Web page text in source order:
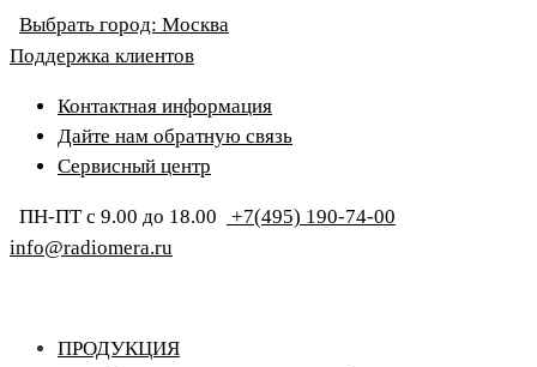
Выбрать город: Москва
Поддержка клиентов
Контактная информация
Дайте нам обратную связь
Сервисный центр
ПН-ПТ с 9.00 до 18.00
+7(495) 190-74-00
info@radiomera.ru
ПРОДУКЦИЯ